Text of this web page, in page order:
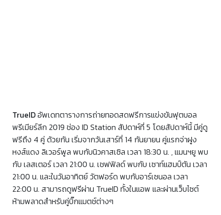
TrueIDอัพเดทตารางการถ่ายทอดสดฟรีการแข่งขันฟุตบอล
พรีเมียร์ลีก 2019 ช่อง ID Station สัปดาห์ที่ 5 โดยสัปดาห์นี้ มีคู่ดู
ฟรีถึง 4 คู่ ด้วยกัน เริ่มจากวันเสาร์ที่ 14 กันยายน คู่แรกจ่าฝูง
หงส์แดง ลิเวอร์พูล พบกับนิวคาสเซิล เวลา 18:30 น. , แมนฯยู พบ
กับ เลสเตอร์ เวลา 21:00 น. เชฟฟิลด์ พบกับ เซาท์แฮมป์ตัน เวลา
21:00 น. และในวันอาทิตย์ วัตฟอร์ด พบกับอาร์เซนอล เวลา
22:00 น. สามารถดูฟรีผ่าน TrueID ทั้งในแอพ และผ่านเว็บไซต์
ห้ามพลาดสำหรับคู่บิ๊กแมตช์ต่างๆ